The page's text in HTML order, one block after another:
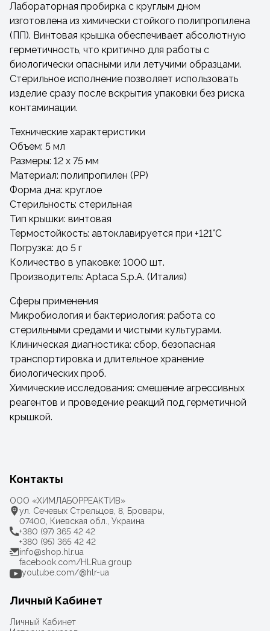
Лабораторная пробирка с круглым дном
изготовлена ​​из химически стойкого полипропилена
(ПП). Винтовая крышка обеспечивает абсолютную
герметичность, что критично для работы с
биологически опасными или летучими образцами.
Стерильное исполнение позволяет использовать
изделие сразу после вскрытия упаковки без риска
контаминации.
Технические характеристики
Объем: 5 мл
Размеры: 12 х 75 мм
Материал: полипропилен (PP)
Форма дна: круглое
Стерильность: стерильная
Тип крышки: винтовая
Термостойкость: автоклавируется при +121°C
Погрузка: до 5 г
Количество в упаковке: 1000 шт.
Производитель: Aptaca S.p.A. (Италия)
Сферы применения
Микробиология и бактериология: работа со
стерильными средами и чистыми культурами.
Клиническая диагностика: сбор, безопасная
транспортировка и длительное хранение
биологических проб.
Химические исследования: смешение агрессивных
реагентов и проведение реакций под герметичной
крышкой.
Контакты
ООО «ХИМЛАБОРРЕАКТИВ»
ул. Сечевых Стрельцов, 8, Бровары,
07400, Киевская обл., Украина
+380 (97) 365 42 42
+380 (95) 365 42 42
info@shop.hlr.ua
facebook.com/HLRua.group
youtube.com/@hlr-ua
Личный Кабинет
Личный Кабинет